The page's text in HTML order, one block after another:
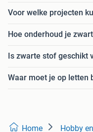
Voor welke projecten
Hoe onderhoud je
Is zwarte stof geschikt
Waar moet je op letten
Home Hobby